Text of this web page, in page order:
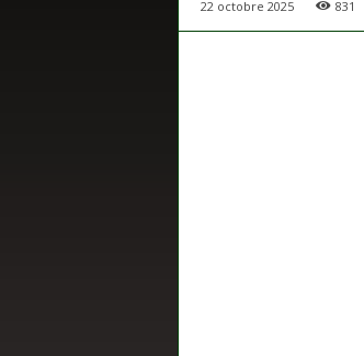
22 octobre 2025 831